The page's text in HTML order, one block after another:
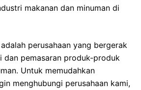
makanan dan minuman di
perusahaan yang bergerak
dan pemasaran produk-produk
Untuk memudahkan
menghubungi perusahaan kami,